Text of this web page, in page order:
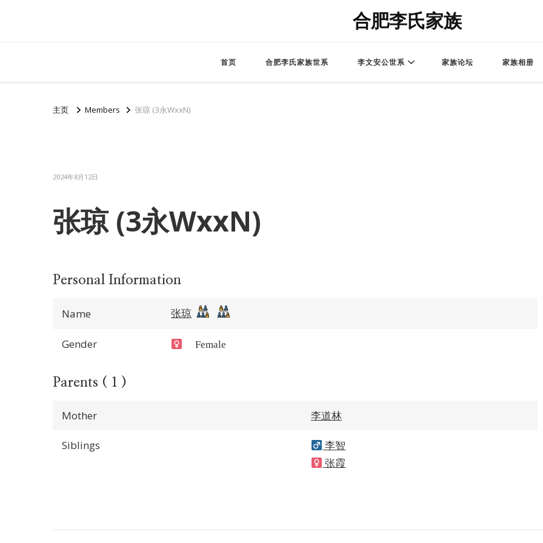
合肥李氏家族
首页 合肥李氏家族世系 李文安公世系 家族论坛 家族相册
主页 Members 张琼 (3永WxxN)
2024年8月12日
张琼 (3永WxxN)
Personal Information
Name 张琼
Gender Female
Parents ( 1 )
Mother 李道林
Siblings
李智
张霞